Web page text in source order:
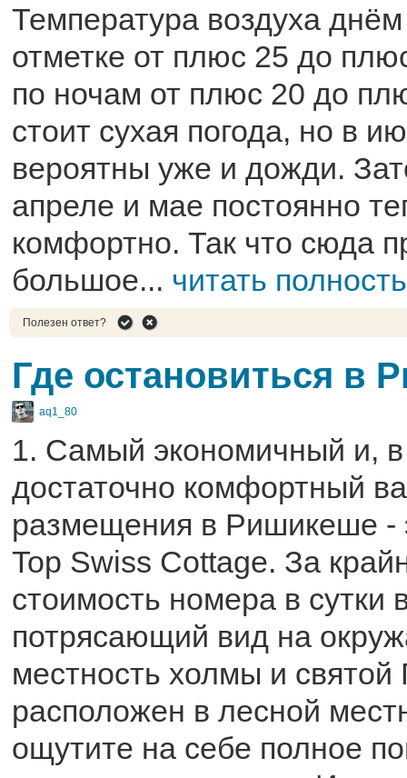
Температура воздуха
отметке от плюс 25 до
по ночам от плюс 20 до
стоит сухая погода, но в
вероятны уже и дожди.
апреле и мае постоянно
комфортно. Так что сюда
большое... читать
Полезен ответ?
Где остановиться в
aq1_80
1. Самый экономичный и,
достаточно комфортный
размещения в Ришикеше -
Top Swiss Cottage. За
стоимость номера в сутки
потрясающий вид на
местность холмы и святой
расположен в лесной
ощутите на себе полное